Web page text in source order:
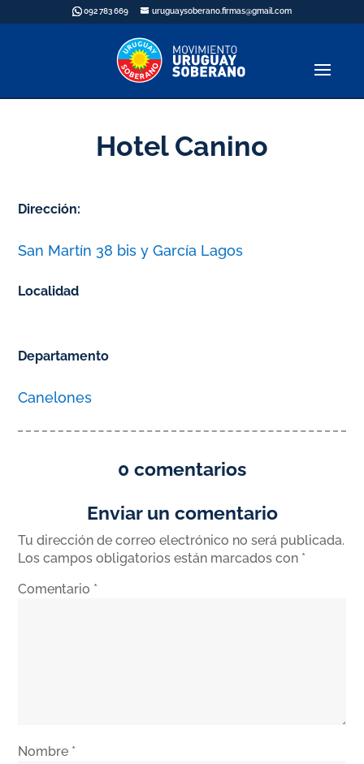
092 783 669 uruguaysoberano.firmas@gmail.com
Hotel Canino
Dirección:
San Martín 38 bis y García Lagos
Localidad
Departamento
Canelones
0 comentarios
Enviar un comentario
Tu dirección de correo electrónico no será publicada.
Los campos obligatorios están marcados con *
Comentario *
Nombre *